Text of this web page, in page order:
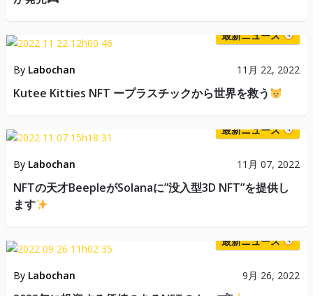
最新ニュース
By Labochan 11月 22, 2022
Kutee Kitties NFT ープラスチックから世界を救う
最新ニュース
By Labochan 11月 07, 2022
NFTの天才BeepleがSolanaに”没入型3D NFT”を提供し
ます
最新ニュース
By Labochan 9月 26, 2022